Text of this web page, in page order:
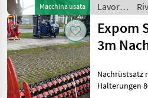
Macchina usata
Lavorazione
terreno
/
Expom
3m
Nachrüstsatz
Halterungen